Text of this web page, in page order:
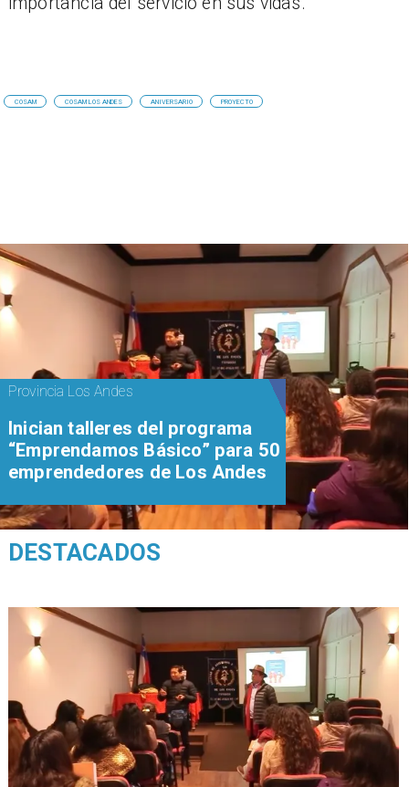
COSAM COSAM LOS ANDES ANIVERSARIO PROYECTO
Provincia Los Andes
Inician talleres del programa
“Emprendamos Básico” para 50
emprendedores de Los Andes
DESTACADOS